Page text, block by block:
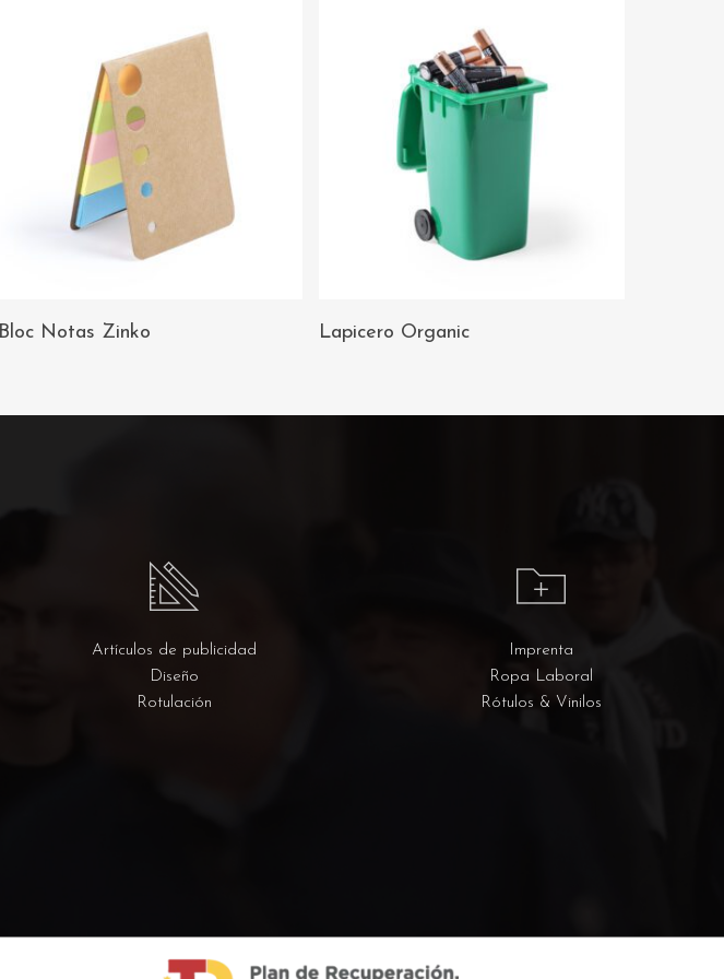
AÑADIR AL
Bloc Notas Zinko
AÑADIR AL
CARRITO
Lapicero Organic
Artículos de publicidad
Diseño
Rotulación
Imprenta
Ropa Laboral
Rótulos & Vinilos